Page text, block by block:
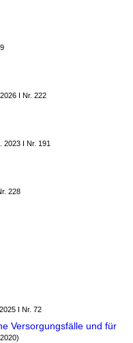
I Nr. 222
2023 I Nr. 191
228
I Nr. 72
Versorgungsfälle und für